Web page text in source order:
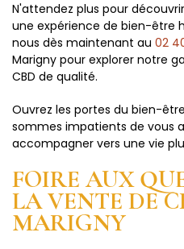
N'attendez plus pour
une expérience de bien-être
nous dès maintenant au 02
Marigny pour explorer notre
CBD de qualité.
Ouvrez les portes du bien-
sommes impatients de vous
accompagner vers une vie
FOIRE AUX
LA VENTE DE
MARIGNY